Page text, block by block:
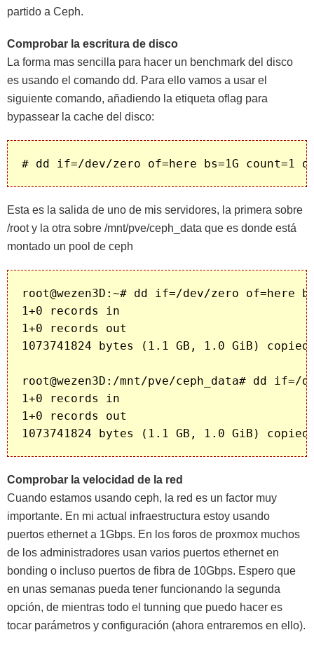
partido a Ceph.
Comprobar la escritura de disco
La forma mas sencilla para hacer un benchmark del disco
es usando el comando dd. Para ello vamos a usar el
siguiente comando, añadiendo la etiqueta oflag para
bypassear la cache del disco:
Esta es la salida de uno de mis servidores, la primera sobre
/root y la otra sobre /mnt/pve/ceph_data que es donde está
montado un pool de ceph
root@wezen3D:~# dd if=/dev/zero of=here
1+0 records in
1+0 records out
1073741824 bytes (1.1 GB, 1.0 GiB)
root@wezen3D:/mnt/pve/ceph_data# dd
1+0 records in
1+0 records out
Comprobar la velocidad de la red
Cuando estamos usando ceph, la red es un factor muy
importante. En mi actual infraestructura estoy usando
puertos ethernet a 1Gbps. En los foros de proxmox muchos
de los administradores usan varios puertos ethernet en
bonding o incluso puertos de fibra de 10Gbps. Espero que
en unas semanas pueda tener funcionando la segunda
opción, de mientras todo el tunning que puedo hacer es
tocar parámetros y configuración (ahora entraremos en ello).